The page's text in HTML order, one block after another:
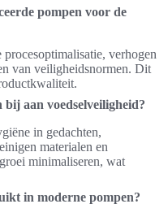
pompen voor de
procesoptimalisatie, verhogen
van veiligheidsnormen. Dit
bij aan voedselveiligheid?
in gedachten,
materialen en
minimaliseren, wat
in moderne pompen?